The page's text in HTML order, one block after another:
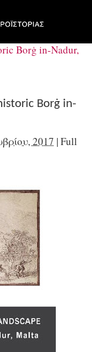
Borġ in-Nadur,
Borġ in-
2017 |Full